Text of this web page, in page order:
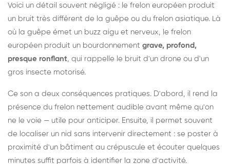
Voici un détail souvent négligé : le frelon européen produit
un bruit très différent de la guêpe ou du frelon asiatique. Là
où la guêpe émet un buzz aigu et nerveux, le frelon
européen produit un bourdonnement grave, profond,
presque ronflant, qui rappelle le bruit d'un drone ou d'un
gros insecte motorisé.
Ce son a deux conséquences pratiques. D'abord, il rend la
présence du frelon nettement audible avant même qu'on
ne le voie — utile pour anticiper. Ensuite, il permet souvent
de localiser un nid sans intervenir directement : se poster à
proximité d'un bâtiment au crépuscule et écouter quelques
minutes suffit parfois à identifier la zone d'activité.